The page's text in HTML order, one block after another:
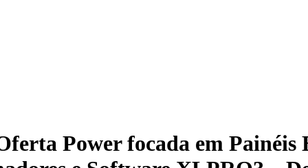
Power focada em Painéis